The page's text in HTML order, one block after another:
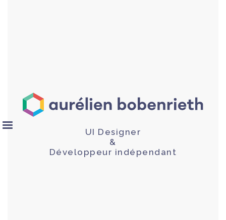
UI Designer
&
Développeur indépendant